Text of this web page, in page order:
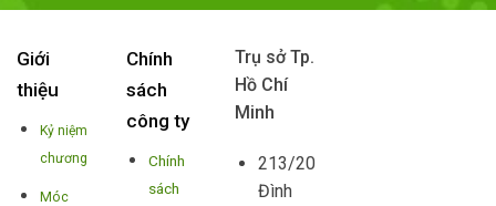
Giới
thiệu
Kỷ niệm
chương
Móc
Chính
sách
công ty
Chính
sách
Trụ sở Tp.
Hồ Chí
Minh
213/20
Đình